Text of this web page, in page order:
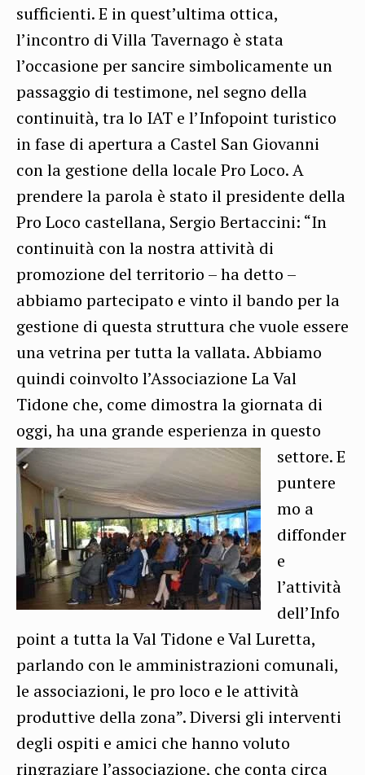
sufficienti. E in quest’ultima ottica,
l’incontro di Villa Tavernago è stata
l’occasione per sancire simbolicamente un
passaggio di testimone, nel segno della
continuità, tra lo IAT e l’Infopoint turistico
in fase di apertura a Castel San Giovanni
con la gestione della locale Pro Loco. A
prendere la parola è stato il presidente della
Pro Loco castellana, Sergio Bertaccini: “In
continuità con la nostra attività di
promozione del territorio – ha detto –
abbiamo partecipato e vinto il bando per la
gestione di questa struttura che vuole essere
una vetrina per tutta la vallata. Abbiamo
quindi coinvolto l’Associazione La Val
Tidone che, come dimostra la giornata di
oggi, ha una grande esperienza in questo
settore.E
puntere
mo a
diffonder
e
l’attività
dell’Info
point a tutta la Val Tidone e Val Luretta,
parlando con le amministrazioni comunali,
le associazioni, le pro loco e le attività
produttive della zona”. Diversi gli interventi
degli ospiti e amici che hanno voluto
ringraziare l’associazione, che conta circa